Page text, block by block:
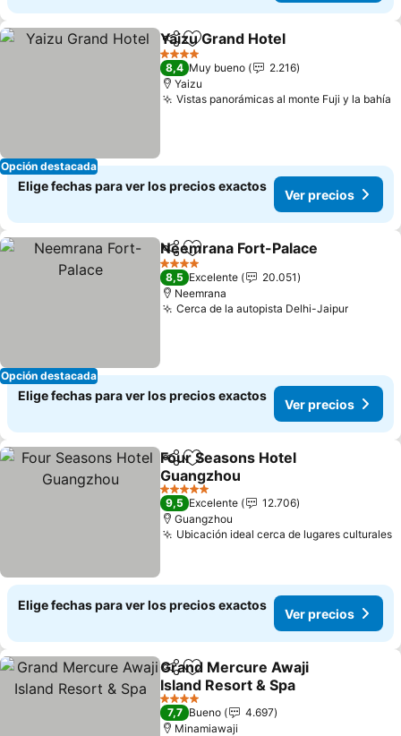
Opción destacada
Compartir
Agregar a favoritos
Yaizu Grand Hotel
4 Estrellas
8,4 Muy bueno
2.216
Yaizu
Vistas panorámicas al monte Fuji y la bahía
Elige fechas para ver los precios exactos
Ver precios
Opción destacada
CompartirAgregar a favoritos
Neemrana Fort-Palace
4 Estrellas
8,5 Excelente
20.051
Neemrana
Cerca de la autopista Delhi-Jaipur
Elige fechas para ver los precios exactos
Ver precios
CompartirAgregar a favoritos
Four Seasons Hotel
Guangzhou
5 Estrellas
9,5 Excelente
12.706
Guangzhou
Ubicación ideal cerca de lugares culturales
Elige fechas para ver los precios exactos
Ver precios
CompartirAgregar a favoritos
Grand Mercure Awaji
Island Resort & Spa
4 Estrellas
7,7 Bueno
4.697
Minamiawaji